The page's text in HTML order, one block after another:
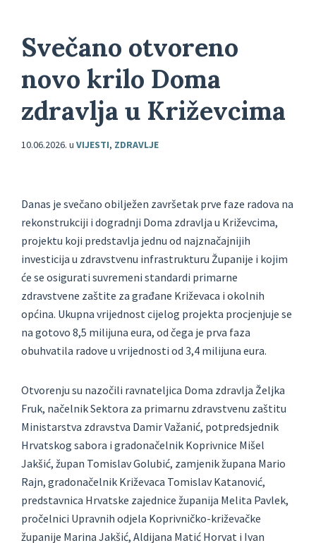
Svečano otvoreno
novo krilo Doma
zdravlja u Križevcima
10.06.2026. u VIJESTI, ZDRAVLJE
Danas je svečano obilježen završetak prve faze radova na
rekonstrukciji i dogradnji Doma zdravlja u Križevcima,
projektu koji predstavlja jednu od najznačajnijih
investicija u zdravstvenu infrastrukturu Županije i kojim
će se osigurati suvremeni standardi primarne
zdravstvene zaštite za građane Križevaca i okolnih
općina. Ukupna vrijednost cijelog projekta procjenjuje se
na gotovo 8,5 milijuna eura, od čega je prva faza
obuhvatila radove u vrijednosti od 3,4 milijuna eura.
Otvorenju su nazočili ravnateljica Doma zdravlja Željka
Fruk, načelnik Sektora za primarnu zdravstvenu zaštitu
Ministarstva zdravstva Damir Važanić, potpredsjednik
Hrvatskog sabora i gradonačelnik Koprivnice Mišel
Jakšić, župan Tomislav Golubić, zamjenik župana Mario
Rajn, gradonačelnik Križevaca Tomislav Katanović,
predstavnica Hrvatske zajednice županija Melita Pavlek,
pročelnici Upravnih odjela Koprivničko-križevačke
županije Marina Jakšić, Aldijana Matić Horvat i Ivan